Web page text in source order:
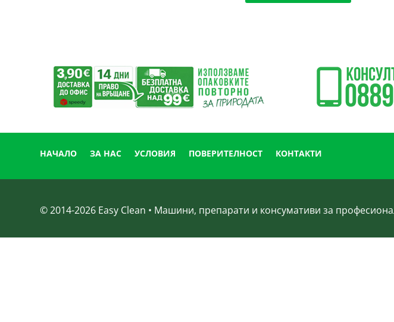
НАЧАЛО ЗА НАС УСЛОВИЯ ПОВЕРИТЕЛНОСТ КОНТАКТИ
© 2014-2026 Easy Clean • Машини, препарати и консумативи за